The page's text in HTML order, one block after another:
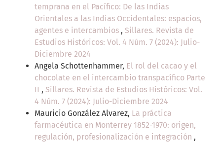
temprana en el Pacífico: De las Indias
Orientales a las Indias Occidentales: espacios,
agentes e intercambios , Sillares. Revista de
Estudios Históricos: Vol. 4 Núm. 7 (2024): Julio-
Diciembre 2024
Angela Schottenhammer, El rol del cacao y el
chocolate en el intercambio transpacífico Parte
II , Sillares. Revista de Estudios Históricos: Vol.
4 Núm. 7 (2024): Julio-Diciembre 2024
Mauricio González Alvarez, La práctica
farmacéutica en Monterrey 1852-1970: origen,
regulación, profesionalización e integración ,